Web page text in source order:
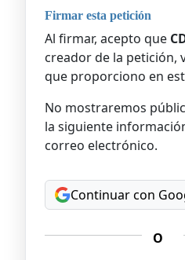
Firmar esta petición
Al firmar, acepto que
creador de la petición,
que proporciono en
No mostraremos
la siguiente
correo electrónico.
Continuar con
O